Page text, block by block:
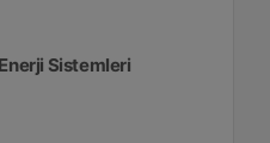
Sistemleri